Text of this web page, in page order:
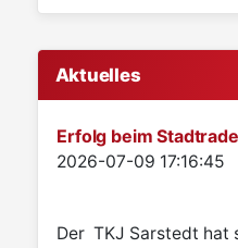
Aktuelles
Erfolg beim
Details
2026-07-09 17:16:45
Der TKJ Sarstedt hat